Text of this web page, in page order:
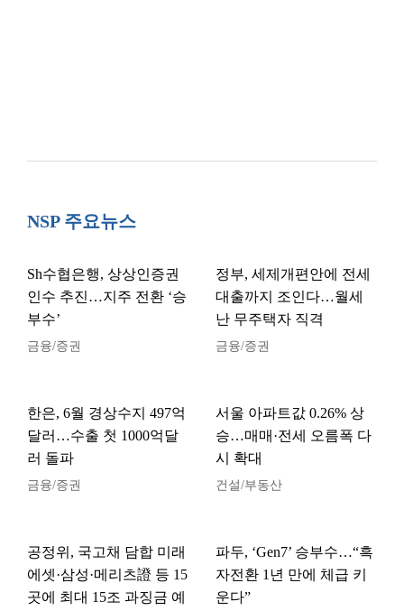
NSP 주요뉴스
Sh수협은행, 상상인증권
인수 추진…지주 전환 ‘승
부수’
금융/증권
정부, 세제개편안에 전세
대출까지 조인다…월세
난 무주택자 직격
금융/증권
한은, 6월 경상수지 497억
달러…수출 첫 1000억달
러 돌파
금융/증권
서울 아파트값 0.26% 상
승…매매·전세 오름폭 다
시 확대
건설/부동산
공정위, 국고채 담합 미래
에셋·삼성·메리츠證 등 15
곳에 최대 15조 과징금 예
파두, ‘Gen7’ 승부수…“흑
자전환 1년 만에 체급 키
운다”